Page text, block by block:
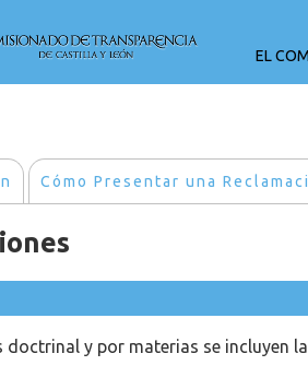
EL
Cómo Presentar una
doctrinal y por materias se incluyen